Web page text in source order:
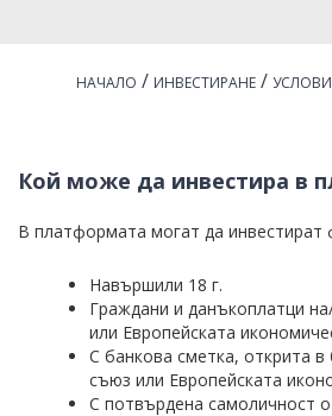
НАЧАЛО / ИНВЕСТИРАНЕ/
Кой може да инвестира в
В платформата могат да инвестират
Навършили 18 г.
Граждани и данъкоплатци
или Европейската
С банкова сметка, открита в
съюз или Европейската
С потвърдена самоличност